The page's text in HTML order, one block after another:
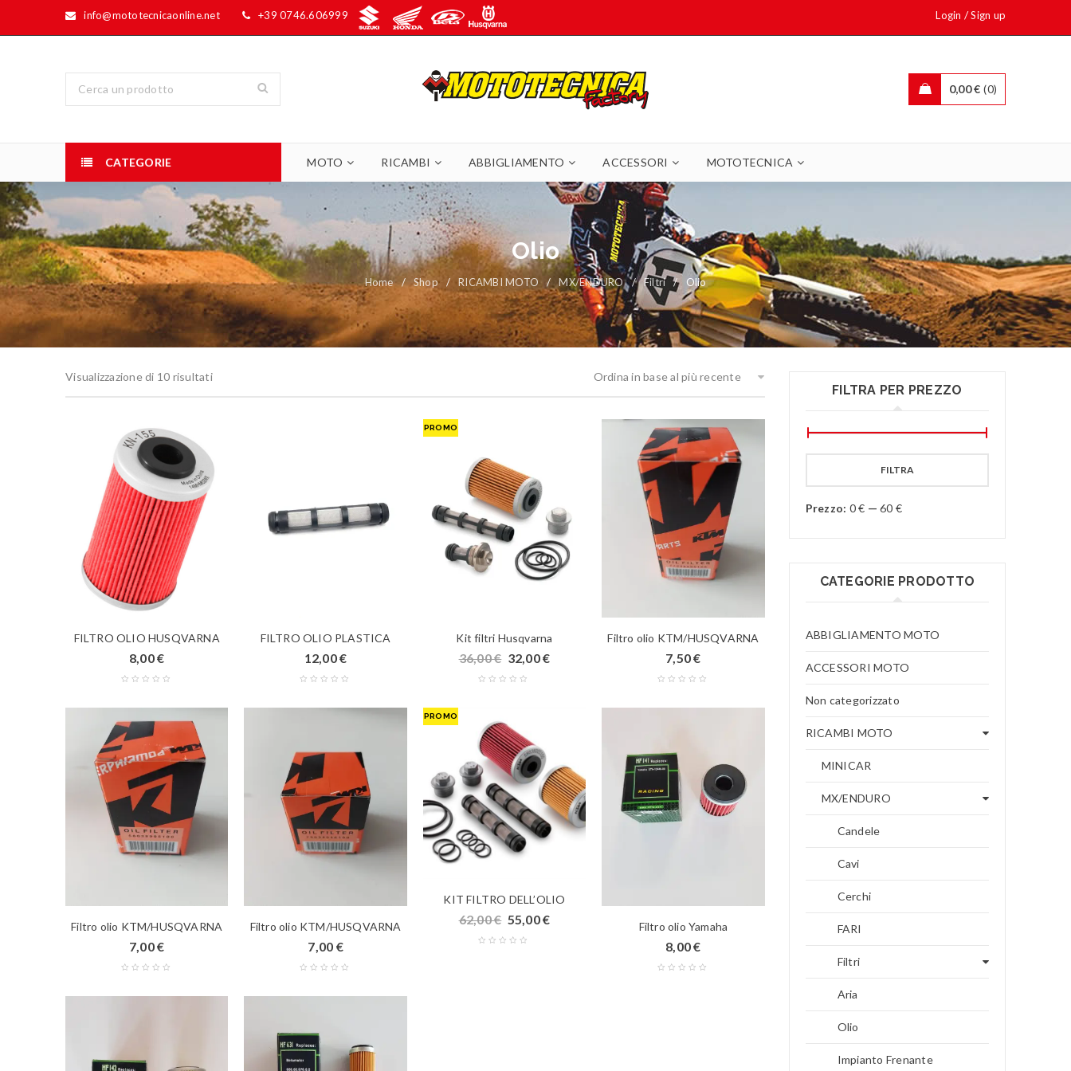
info@mototecnicaonline.net +39 0746.606999 Login /Sign up
0,00€ 0
CATEGORIE MOTO RICAMBI ABBIGLIAMENTO ACCESSORI MOTOTECNICA
Olio
Home / Shop / RICAMBI MOTO / MX/ENDURO / Filtri / Olio
Visualizzazione di 10 risultati Ordina in base al più recente
FILTRO OLIO HUSQVARNA
8,00€
FILTRO OLIO PLASTICA
12,00€
PROMO
Kit filtri Husqvarna
36,00€ 32,00€
Filtro olio KTM/HUSQVARNA
7,50€
Filtro olio KTM/HUSQVARNA
7,00€
Filtro olio KTM/HUSQVARNA
7,00 €
PROMO
KIT FILTRO DELL’OLIO
62,00€ 55,00€ Filtro olio Yamaha
8,00€
FILTRA PER PREZZO
FILTRA
Prezzo: 0 € — 60 €
CATEGORIE PRODOTTO
ABBIGLIAMENTO MOTO
ACCESSORI MOTO
Non categorizzato
RICAMBI MOTO
MINICAR
MX/ENDURO
Candele
Cavi
Cerchi
FARI
Filtri
Aria
Olio
Impianto Frenante